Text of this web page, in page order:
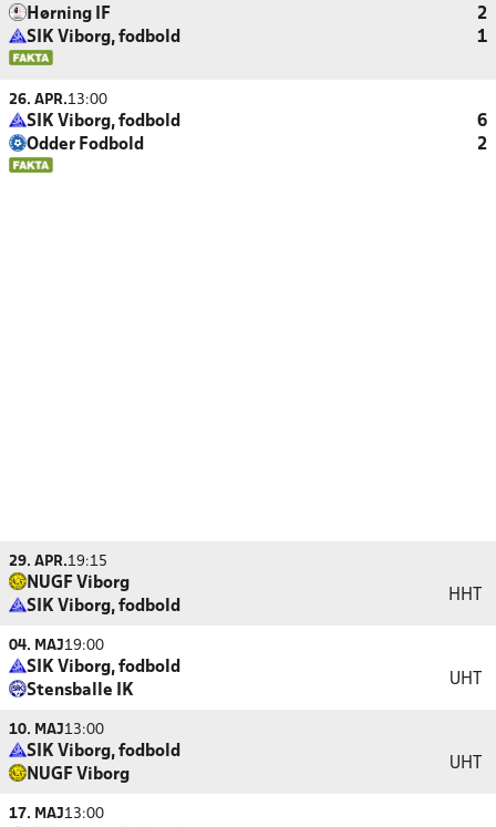
Hørning IF
2
SIK Viborg, fodbold
1
26. APR.13:00
SIK Viborg, fodbold
6
Odder Fodbold
2
29. APR.19:15
NUGF Viborg
SIK Viborg, fodbold
HHT
04. MAJ19:00
SIK Viborg, fodbold
Stensballe IK
UHT
10. MAJ13:00
SIK Viborg, fodbold
NUGF Viborg
UHT
17. MAJ13:00